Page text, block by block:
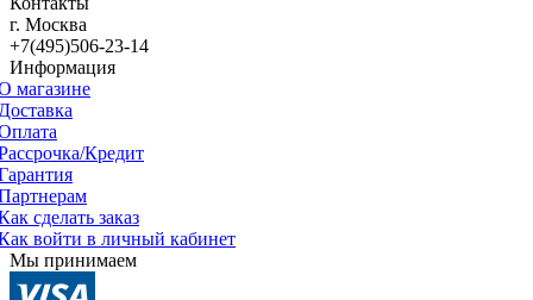
г. Москва
+7(495)506-23-14
Информация
магазине
Кредит
сделать заказ
войти в личный кабинет
Мы принимаем